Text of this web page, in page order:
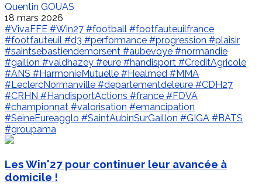
Quentin GOUAS
18 mars 2026
#VivaFFE #Win27 #football #footfauteuilfrance
#footfauteuil #d3 #performance #progression #plaisir
#saintsebastiendemorsent #aubevoye #normandie
#gaillon #valdhazey #eure #handisport #CreditAgricole
#ANS #HarmonieMutuelle #Healmed #MMA
#LeclercNormanville #departementdeleure #CDH27
#CRHN #HandisportActions #france #FDVA
#championnat #valorisation #emancipation
#SeineEureagglo #SaintAubinSurGaillon #GIGA #BATS
#groupama
Les Win'27 pour continuer leur avancée à
domicile !